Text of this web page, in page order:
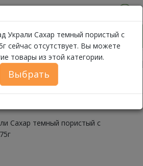
Сладости
Украли Сахар темный пористый с
сейчас отсутствует. Вы можете
товары из этой категории.
ВыбратьСахар темный
лайма 75г